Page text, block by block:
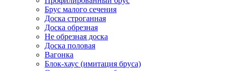
Брус малого сечения
Доска строганная
Доска обрезная
Не обрезная доска
Доска половая
Вагонка
Блок-хаус (имитация бруса)